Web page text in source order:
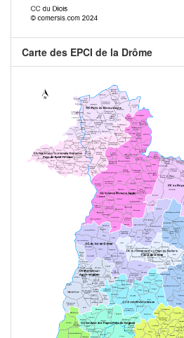
Carte des EPCI de la Drôme